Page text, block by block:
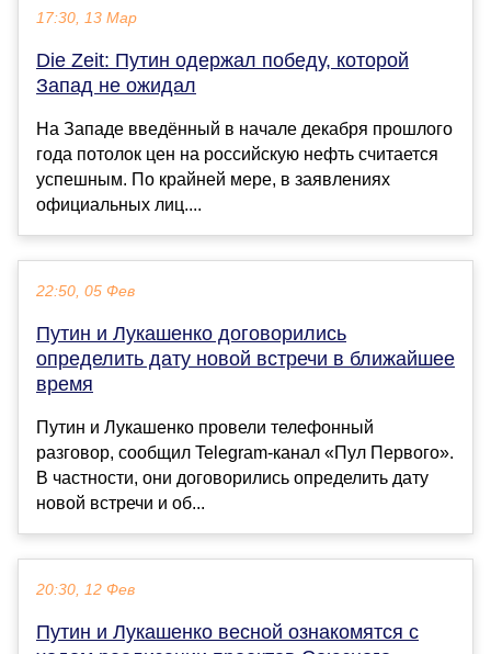
17:30, 13 Мар
Die Zeit: Путин одержал победу, которой
Запад не ожидал
На Западе введённый в начале декабря прошлого
года потолок цен на российскую нефть считается
успешным. По крайней мере, в заявлениях
официальных лиц....
22:50, 05 Фев
Путин и Лукашенко договорились
определить дату новой встречи в ближайшее
время
Путин и Лукашенко провели телефонный
разговор, сообщил Telegram-канал «Пул Первого».
В частности, они договорились определить дату
новой встречи и об...
20:30, 12 Фев
Путин и Лукашенко весной ознакомятся с